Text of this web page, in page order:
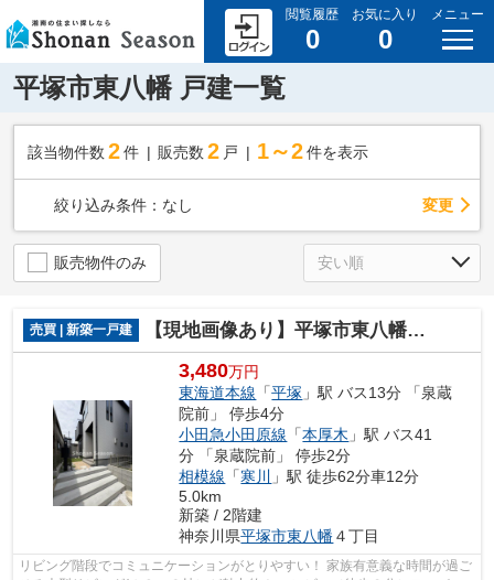
閲覧履歴
0
お気に入り
0
メニュー
平塚市東八幡 戸建一覧
該当物件数 2件 販売数 2 戸 1～2 件を表示
絞り込み条件： なし 変更
販売物件のみ
売買 | 新築一戸建 【現地画像あり】平塚市東八幡６期 全3棟 3号棟
3,480万円
東海道本線 「平塚 」駅 バス13分 「泉蔵
院前」 停歩4分
小田急小田原線 「本厚木 」駅 バス41
分 「泉蔵院前」 停歩2分
相模線 「寒川
」駅 徒歩62分車12分
5.0km
新築 / 2階建
神奈川県平塚市東八幡４丁目
リビング階段でコミュニケーションがとりやすい！ 家族有意義な時間が過ご